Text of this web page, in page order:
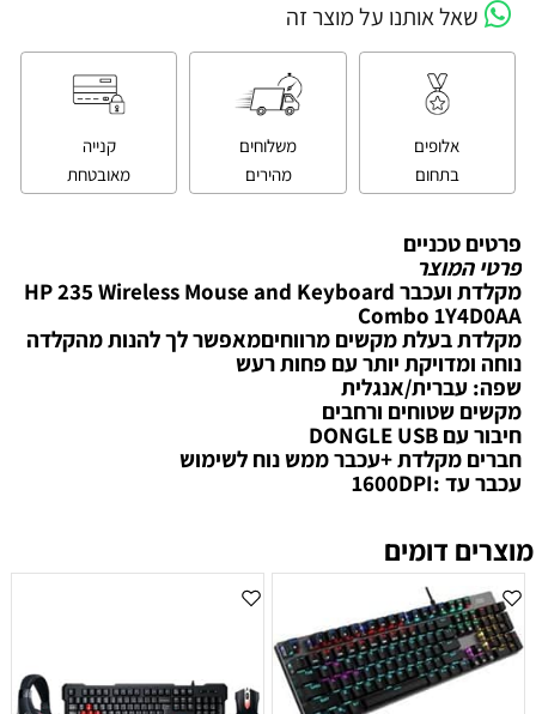
שאל אותנו על מוצר זה
אלופים
בתחום
משלוחים
מהירים
קנייה
מאובטחת
פרטים טכניים
פרטי המוצר
‏מקלדת ועכבר HP 235 Wireless Mouse and Keyboard
Combo 1Y4D0AA
מקלדת בעלת מקשים מרווחיםמאפשר לך להנות מהקלדה
נוחה ומדויקת יותר עם פחות רעש
שפה: עברית/אנגלית
מקשים שטוחים ורחבים
חיבור עם DONGLE USB
חברים מקלדת +עכבר ממש נוח לשימוש
עכבר עד :1600DPI
מוצרים דומים